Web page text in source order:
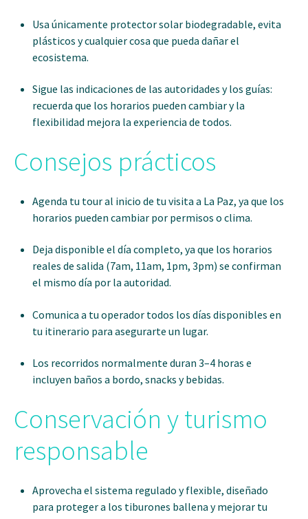
Usa únicamente protector solar biodegradable, evita
plásticos y cualquier cosa que pueda dañar el
ecosistema.
Sigue las indicaciones de las autoridades y los guías:
recuerda que los horarios pueden cambiar y la
flexibilidad mejora la experiencia de todos.
Consejos prácticos
Agenda tu tour al inicio de tu visita a La Paz, ya que los
horarios pueden cambiar por permisos o clima.
Deja disponible el día completo, ya que los horarios
reales de salida (7am, 11am, 1pm, 3pm) se confirman
el mismo día por la autoridad.
Comunica a tu operador todos los días disponibles en
tu itinerario para asegurarte un lugar.
Los recorridos normalmente duran 3–4 horas e
incluyen baños a bordo, snacks y bebidas.
Conservación y turismo
responsable
Aprovecha el sistema regulado y flexible, diseñado
para proteger a los tiburones ballena y mejorar tu